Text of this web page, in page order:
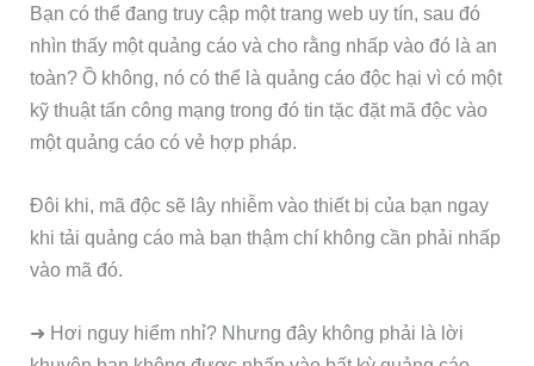
Bạn có thể đang truy cập một trang web uy tín, sau đó
nhìn thấy một quảng cáo và cho rằng nhấp vào đó là an
toàn? Ồ không, nó có thể là quảng cáo độc hại vì có một
kỹ thuật tấn công mạng trong đó tin tặc đặt mã độc vào
một quảng cáo có vẻ hợp pháp.
Đôi khi, mã độc sẽ lây nhiễm vào thiết bị của bạn ngay
khi tải quảng cáo mà bạn thậm chí không cần phải nhấp
vào mã đó.
➜ Hơi nguy hiểm nhỉ? Nhưng đây không phải là lời